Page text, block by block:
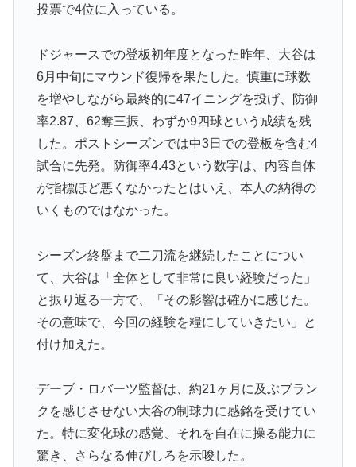
▶ 大地震が起きても手術をやり遂げる日本の医療チーム、
韓国人「フランスの有力紙も大韓サッカー協会前代未聞
の不祥事を詳細に報道！」→「国際的スキャンダルに発
展してしまう‥」
海外「全部日本の真似だったのか…」 日本の普通のテ
レビ番組が最新SNSの数十年先を行っていたと話題に
【MLB】化け物みたいな球を投げるクローザーを先発に
転向させないのはなんで？ → 「100mとマラソンの違
い」「先発は2－3種類の一級品の変化球が必要だから
▶
【海外の反応】アルゼンチン協会、FIFA会長に断固たる
支持を表明「隠す気もないんだなｗ」
▶
海外「海外発祥なのに、今では日本で定着してるものっ
て何？その逆も教えて！」（海外の反応）
▶
軽飛行機が屋根すれすれを抜けて飛行場へ、車輪を出さ
きた」【海外の反応】
投票で4位に入っている。
ドジャースでの登板初年度となった昨年、大谷は
6月中旬にマウンド復帰を果たした。慎重に球数
を増やしながら最終的に47イニングを投げ、防御
率2.87、62奪三振、わずか9四球という成績を残
した。ポストシーズンでは中3日での登板を含む4
試合に先発。防御率4.43という数字は、内容自体
が指標ほど悪くなかったとはいえ、本人の納得の
いくものではなかった。
シーズン終盤まで二刀流を継続したことについ
て、大谷は「全体として非常に良い経験だった」
と振り返る一方で、「その影響は確かに感じた。
その意味で、今回の経験を糧にしていきたい」と
付け加えた。
デーブ・ロバーツ監督は、約21ヶ月に及ぶブラン
クを感じさせない大谷の制球力に感銘を受けてい
た。特に変化球の感覚、それを自在に操る能力に
驚き、さらなる伸びしろを示唆した。